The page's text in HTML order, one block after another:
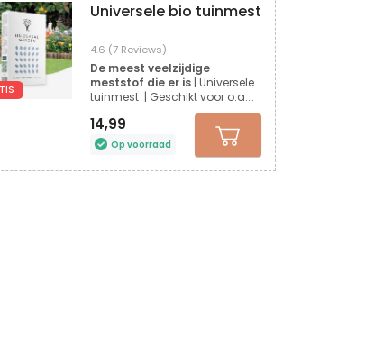
4.6 (7 Reviews)
Universele bio tuinmest
De meest veelzijdige
meststof die er is| Universele
tuinmest | Geschikt voor o.a.
gazon, moestuin, bloemen en
buxus
14,99
Op voorraad